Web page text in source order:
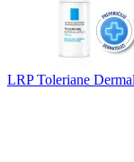
LRP Toleriane